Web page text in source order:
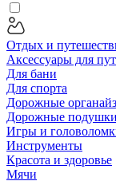
Отдых и
Аксессуары для
Для бани
Для спорта
Дорожные
Дорожные подушки
Игры и
Инструменты
Красота и здоровье
Мячи